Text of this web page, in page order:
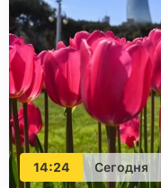
14:24 Сегодня